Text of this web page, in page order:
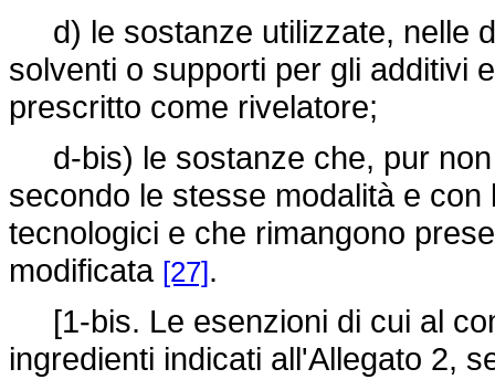
d) le sostanze utilizzate, nelle
solventi o supporti per gli additivi
prescritto come rivelatore;
d-bis) le sostanze che, pur non
secondo le stesse modalità e
tecnologici e che rimangono
modificata [27].
[1-bis. Le esenzioni di cui al
ingredienti indicati all'Allegato 2,